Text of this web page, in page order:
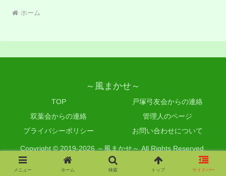
ホーム
～風まかせ～
TOP
戸塚弓友会からの連絡
双葉会からの連絡
管理人のページ
プライバシーポリシー
お問い合わせについて
Copyright © 2019-2026 ～風まかせ～ All Rights Reserved.
メニュー ホーム 検索 トップ サイドバー